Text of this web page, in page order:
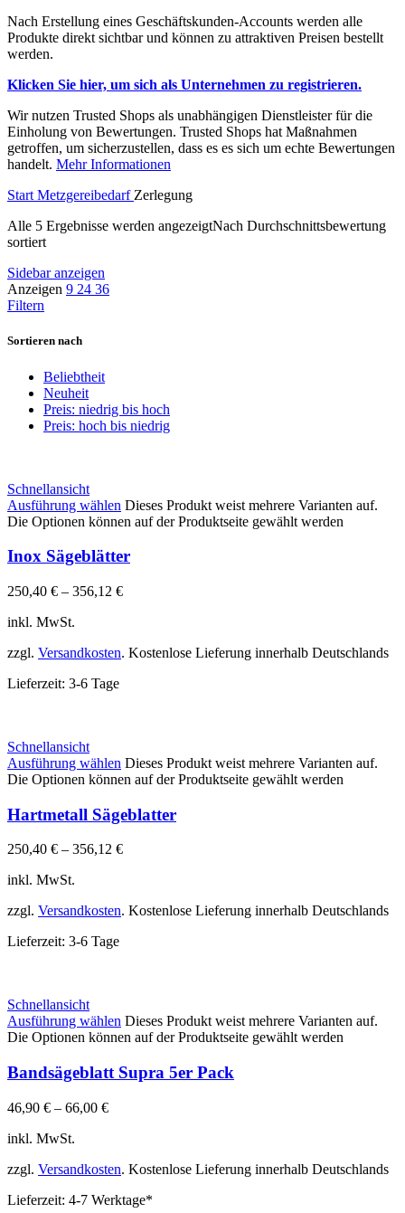
Nach Erstellung eines Geschäftskunden-Accounts werden alle
Produkte direkt sichtbar und können zu attraktiven Preisen bestellt
werden.
Klicken Sie hier, um sich als Unternehmen zu registrieren.
Wir nutzen Trusted Shops als unabhängigen Dienstleister für die
Einholung von Bewertungen. Trusted Shops hat Maßnahmen
getroffen, um sicherzustellen, dass es es sich um echte Bewertungen
handelt. Mehr Informationen
Start Metzgereibedarf Zerlegung
Alle 5 Ergebnisse werden angezeigtNach Durchschnittsbewertung
sortiert
Sidebar anzeigen
Anzeigen 9 24 36
Filtern
Sortieren nach
Beliebtheit
Neuheit
Preis: niedrig bis hoch
Preis: hoch bis niedrig
Schnellansicht
Ausführung wählen Dieses Produkt weist mehrere Varianten auf.
Die Optionen können auf der Produktseite gewählt werden
Inox Sägeblätter
250,40 € – 356,12 €
inkl. MwSt.
zzgl. Versandkosten. Kostenlose Lieferung innerhalb Deutschlands
Lieferzeit: 3-6 Tage
Schnellansicht
Ausführung wählen Dieses Produkt weist mehrere Varianten auf.
Die Optionen können auf der Produktseite gewählt werden
Hartmetall Sägeblatter
250,40 € – 356,12 €
inkl. MwSt.
zzgl. Versandkosten. Kostenlose Lieferung innerhalb Deutschlands
Lieferzeit: 3-6 Tage
Schnellansicht
Ausführung wählen Dieses Produkt weist mehrere Varianten auf.
Die Optionen können auf der Produktseite gewählt werden
Bandsägeblatt Supra 5er Pack
46,90 € – 66,00 €
inkl. MwSt.
zzgl. Versandkosten. Kostenlose Lieferung innerhalb Deutschlands
Lieferzeit: 4-7 Werktage*